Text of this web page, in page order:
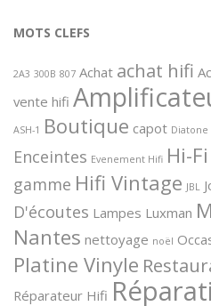
MOTS CLEFS
2A3 300B 807 Achat achat hifi
vente hifi
ASH-1 Boutique capot Diatone
Enceintes Evenement Hifi Hi-Fi
gamme Hifi Vintage JBL
D'écoutes Lampes Luxman
Nantes nettoyage noël
Platine Vinyle
Réparateur Hifi